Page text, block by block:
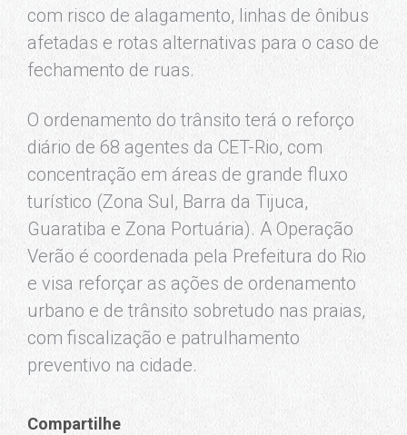
com risco de alagamento, linhas de ônibus
afetadas e rotas alternativas para o caso de
fechamento de ruas.
O ordenamento do trânsito terá o reforço
diário de 68 agentes da CET-Rio, com
concentração em áreas de grande fluxo
turístico (Zona Sul, Barra da Tijuca,
Guaratiba e Zona Portuária). A Operação
Verão é coordenada pela Prefeitura do Rio
e visa reforçar as ações de ordenamento
urbano e de trânsito sobretudo nas praias,
com fiscalização e patrulhamento
preventivo na cidade.
Compartilhe